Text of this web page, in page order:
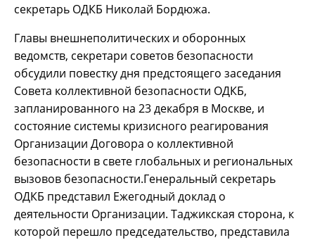
секретарь ОДКБ Николай Бордюжа.
Главы внешнеполитических и оборонных
ведомств, секретари советов безопасности
обсудили повестку дня предстоящего заседания
Совета коллективной безопасности ОДКБ,
запланированного на 23 декабря в Москве, и
состояние системы кризисного реагирования
Организации Договора о коллективной
безопасности в свете глобальных и региональных
вызовов безопасности.Генеральный секретарь
ОДКБ представил Ежегодный доклад о
деятельности Организации. Таджикская сторона, к
которой перешло председательство, представила